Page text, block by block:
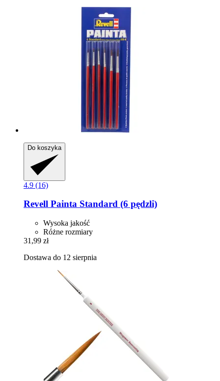
Do koszyka
4.9 (16)
Revell Painta Standard (6 pędzli)
Wysoka jakość
Różne rozmiary
31,99 zł
Dostawa do 12 sierpnia